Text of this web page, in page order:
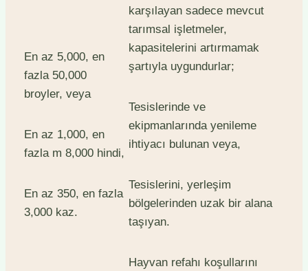
En az 5,000, en
fazla 50,000
broyler, veya
En az 1,000, en
fazla m 8,000 hindi,
En az 350, en fazla
3,000 kaz.
karşılayan sadece mevcut
tarımsal işletmeler,
kapasitelerini artırmamak
şartıyla uygundurlar;
Tesislerinde ve
ekipmanlarında yenileme
ihtiyacı bulunan veya,
Tesislerini, yerleşim
bölgelerinden uzak bir alana
taşıyan.
Hayvan refahı koşullarını